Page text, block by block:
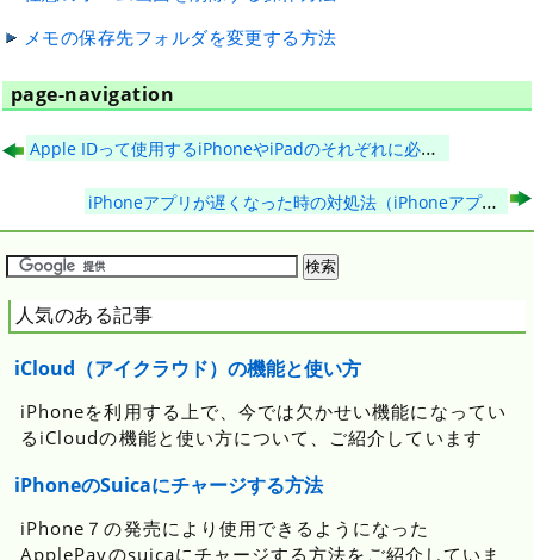
メモの保存先フォルダを変更する方法
page-navigation
Apple IDって使用するiPhoneやiPadのそれぞれに必要なの？
iPhoneアプリが遅くなった時の対処法（iPhoneアプリの終了の仕方）
人気のある記事
iCloud（アイクラウド）の機能と使い方
iPhoneを利用する上で、今では欠かせい機能になってい
るiCloudの機能と使い方について、ご紹介しています
iPhoneのSuicaにチャージする方法
iPhone７の発売により使用できるようになった
ApplePayのsuicaにチャージする方法をご紹介していま